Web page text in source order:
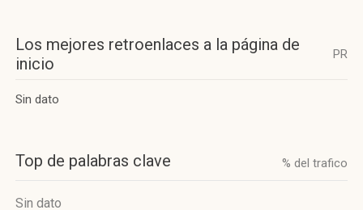
Los mejores retroenlaces a la página de
inicio
PR
Sin dato
Top de palabras clave % del trafico
Sin dato